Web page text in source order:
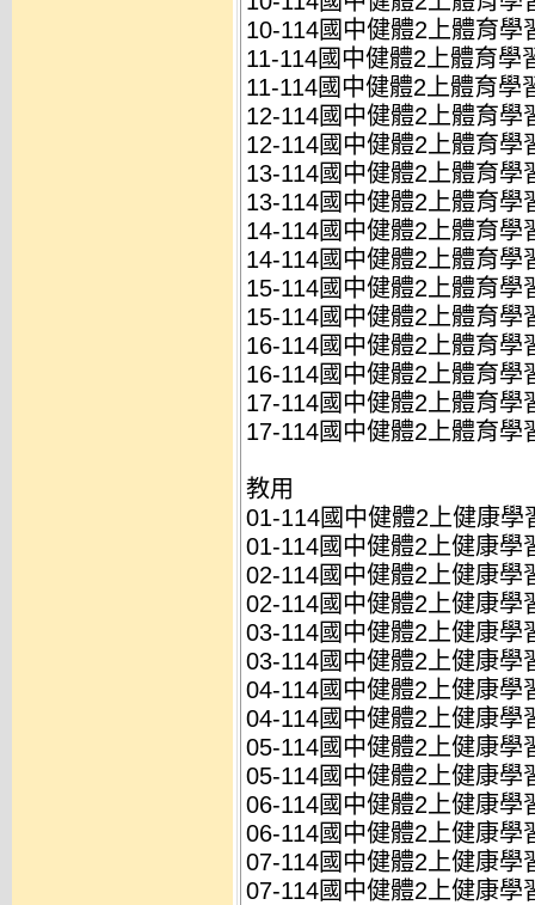
10-114國中健體2上體育學
11-114國中健體2上體育學
11-114國中健體2上體育學
12-114國中健體2上體育學
12-114國中健體2上體育學
13-114國中健體2上體育學
13-114國中健體2上體育學
14-114國中健體2上體育學
14-114國中健體2上體育學
15-114國中健體2上體育學
15-114國中健體2上體育學
16-114國中健體2上體育學
16-114國中健體2上體育學
17-114國中健體2上體育學
17-114國中健體2上體育學
教用
01-114國中健體2上健康學
01-114國中健體2上健康學
02-114國中健體2上健康學
02-114國中健體2上健康學
03-114國中健體2上健康學
03-114國中健體2上健康學
04-114國中健體2上健康學
04-114國中健體2上健康學
05-114國中健體2上健康學
05-114國中健體2上健康學
06-114國中健體2上健康學
06-114國中健體2上健康學
07-114國中健體2上健康學
07-114國中健體2上健康學